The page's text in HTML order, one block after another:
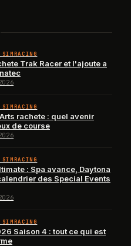
Trak Racer et l'ajoute a
rachete : quel avenir
de course
: Spa avance, Daytona
des Special Events
Saison 4 : tout ce qui est